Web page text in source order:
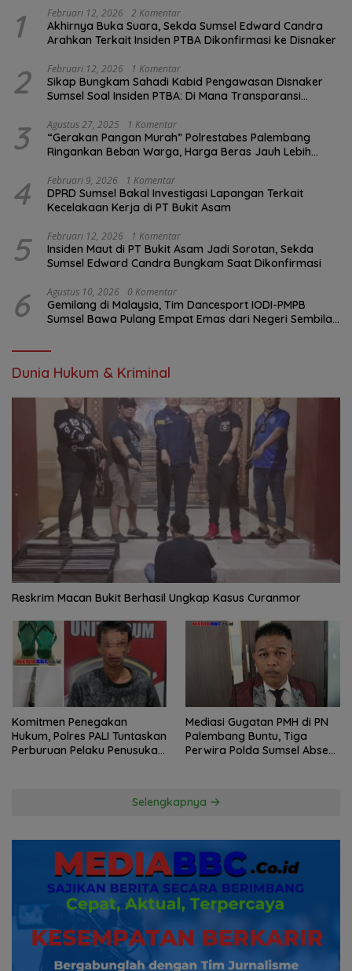
1 Februari 12, 2026 2 Komentar
Akhirnya Buka Suara, Sekda Sumsel Edward Candra
Arahkan Terkait Insiden PTBA Dikonfirmasi ke Disnaker
2 Februari 12, 2026 1 Komentar
Sikap Bungkam Sahadi Kabid Pengawasan Disnaker
Sumsel Soal Insiden PTBA: Di Mana Transparansi
3 Agustus 27, 2025 1 Komentar
“Gerakan Pangan Murah” Polrestabes Palembang
Ringankan Beban Warga, Harga Beras Jauh Lebih
4 Februari 9, 2026 1 Komentar
DPRD Sumsel Bakal Investigasi Lapangan Terkait
Kecelakaan Kerja di PT Bukit Asam
5 Februari 12, 2026 1 Komentar
Insiden Maut di PT Bukit Asam Jadi Sorotan, Sekda
Sumsel Edward Candra Bungkam Saat Dikonfirmasi
6 Agustus 10, 2026 0 Komentar
Gemilang di Malaysia, Tim Dancesport IODI-PMPB
Sumsel Bawa Pulang Empat Emas dari Negeri Sembilan
Dunia Hukum & Kriminal
Reskrim Macan Bukit Berhasil Ungkap Kasus Curanmor
Komitmen Penegakan
Hukum, Polres PALI Tuntaskan
Perburuan Pelaku Penusukan
Mediasi Gugatan PMH di PN
Palembang Buntu, Tiga
Perwira Polda Sumsel Absen,
Selengkapnya